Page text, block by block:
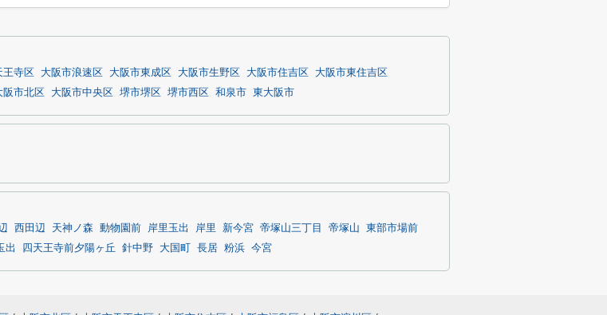
王寺区 大阪市浪速区 大阪市東成区 大阪市生野区 大阪市住吉区
大阪市東住吉区
阪市北区 大阪市中央区 堺市堺区 堺市西区 和泉市 東大阪市
西田辺 天神ノ森 動物園前 岸里玉出 岸里 新今宮 帝塚山三丁目 帝塚山
東部市場前
出 四天王寺前夕陽ヶ丘 針中野 大国町 長居 粉浜 今宮